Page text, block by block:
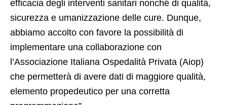
efficacia degli interventi sanitari nonché di qualità,
sicurezza e umanizzazione delle cure. Dunque,
abbiamo accolto con favore la possibilità di
implementare una collaborazione con
l’Associazione Italiana Ospedalità Privata (Aiop)
che permetterà di avere dati di maggiore qualità,
elemento propedeutico per una corretta